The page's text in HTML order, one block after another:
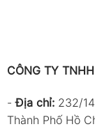
Dải đo
±5.0% RH
CÔNG TY
-Địa chỉ: 232/
Thành Phố Hồ